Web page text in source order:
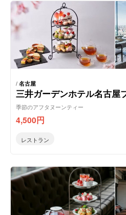
/名古屋
三井ガーデンホテル名古屋
季節のアフタヌーンティー
4,500円
レストラン